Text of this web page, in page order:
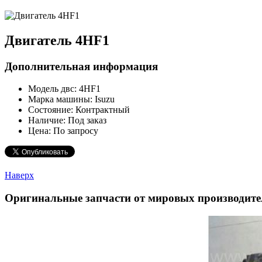
Двигатель 4HF1
Дополнительная информация
Модель двc: 4HF1
Марка машины: Isuzu
Состояние: Контрактный
Наличие: Под заказ
Цена: По запросу
Наверх
Оригинальные запчасти от мировых